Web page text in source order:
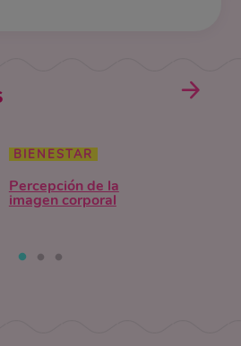
BIENESTAR
Percepción de la
imagen corporal